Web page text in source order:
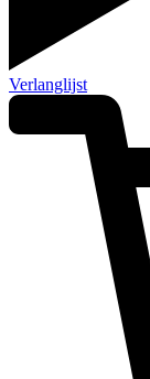
Verlanglijst